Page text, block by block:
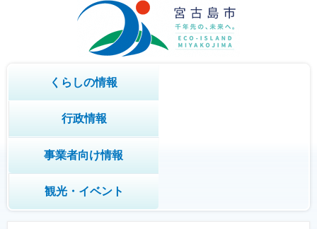
くらしの情報
行政情報
事業者向け情報
観光・イベント